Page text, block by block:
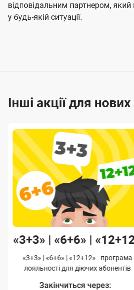
відповідальним партнером,
у будь-якій ситуації.
Інші акції для
«3+3» | «6+6» |
«3+3» | «6+6» | «12+12» - програма
лояльності для діючих абонентів
Закінчиться через: